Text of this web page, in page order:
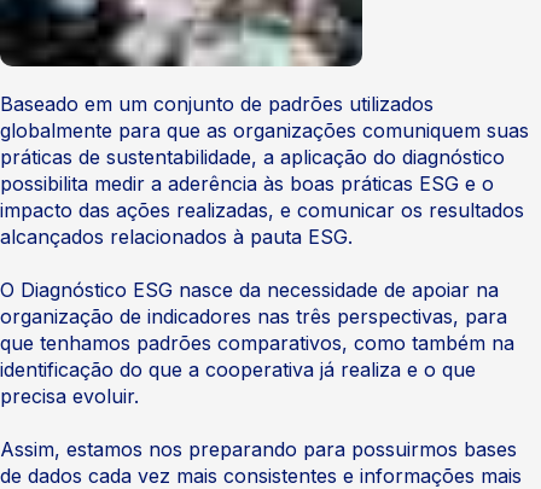
Baseado em um conjunto de padrões utilizados
globalmente para que as organizações comuniquem suas
práticas de sustentabilidade, a aplicação do diagnóstico
possibilita medir a aderência às boas práticas ESG e o
impacto das ações realizadas, e comunicar os resultados
alcançados relacionados à pauta ESG.
O Diagnóstico ESG nasce da necessidade de apoiar na
organização de indicadores nas três perspectivas, para
que tenhamos padrões comparativos, como também na
identificação do que a cooperativa já realiza e o que
precisa evoluir.
Assim, estamos nos preparando para possuirmos bases
de dados cada vez mais consistentes e informações mais